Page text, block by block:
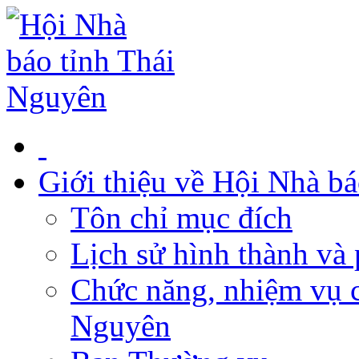
Giới thiệu về Hội Nhà
Tôn chỉ mục đích
Lịch sử hình thành và
Chức năng, nhiệm vụ
Nguyên